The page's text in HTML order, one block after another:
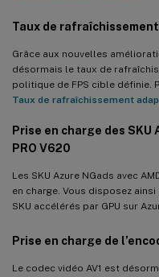
Taux de
Grâce aux nouvelles
désormais le taux de
politique de FPS cible définie.
Taux de rafraîchissement
Prise en charge des SKU
PRO V620
Les SKU Azure NGads avec
en charge. Vous disposez
SKU accélérés par GPU sur
Prise en charge de
Le codec vidéo AV1 est